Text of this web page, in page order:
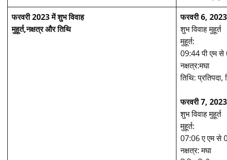
फरवरी 2023में शुभ विवाह
मुहूर्त,नक्षत्र और तिथि
फरवरी 6,
शुभ विवाह मुहूर्त
मुहूर्त:
09:44 पी एम से
नक्षत्र:मघा
तिथि: प्रतिपदा,
फरवरी 7,
शुभ विवाह मुहूर्त
मुहूर्त:
07:06 ए एम से
नक्षत्र: मघा